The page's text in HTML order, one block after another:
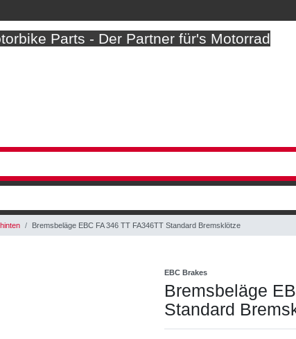
Parts - Der Partner für's Motorrad
hinten Bremsbeläge EBC FA 346 TT FA346TT Standard Bremsklötze
EBC Brakes
Bremsbeläge
Standard